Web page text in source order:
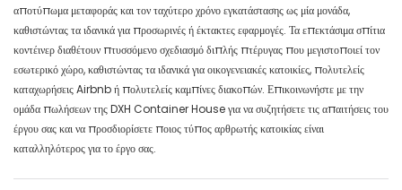
αποτύπωμα μεταφοράς και τον ταχύτερο χρόνο εγκατάστασης ως μία μονάδα,
καθιστώντας τα ιδανικά για προσωρινές ή έκτακτες εφαρμογές. Τα επεκτάσιμα σπίτια
κοντέινερ διαθέτουν πτυσσόμενο σχεδιασμό διπλής πτέρυγας που μεγιστοποιεί τον
εσωτερικό χώρο, καθιστώντας τα ιδανικά για οικογενειακές κατοικίες, πολυτελείς
καταχωρήσεις Airbnb ή πολυτελείς καμπίνες διακοπών. Επικοινωνήστε με την
ομάδα πωλήσεων της DXH Container House για να συζητήσετε τις απαιτήσεις του
έργου σας και να προσδιορίσετε ποιος τύπος αρθρωτής κατοικίας είναι
καταλληλότερος για το έργο σας.